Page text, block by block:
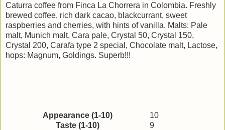
Caturra coffee from Finca La Chorrera in Colombia. Freshly
brewed coffee, rich dark cacao, blackcurrant, sweet
raspberries and cherries, with hints of vanilla. Malts: Pale
malt, Munich malt, Cara pale, Crystal 50, Crystal 150,
Crystal 200, Carafa type 2 special, Chocolate malt, Lactose,
hops: Magnum, Goldings. Superb!!!
Appearance (1-10)
10
Taste (1-10)
9